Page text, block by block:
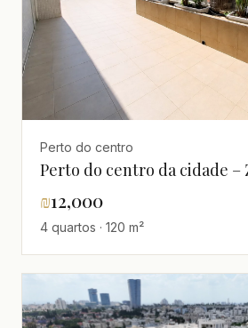
Perto do centro
Perto do centro da cidade
₪12,000
4 quartos · 120 m²